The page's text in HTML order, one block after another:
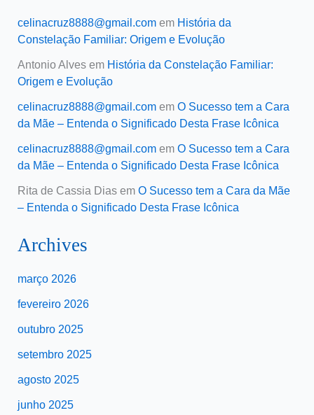
celinacruz8888@gmail.comem História da
Constelação Familiar: Origem e Evolução
Antonio Alvesem História da Constelação Familiar:
Origem e Evolução
celinacruz8888@gmail.comem O Sucesso tem a Cara
da Mãe – Entenda o Significado Desta Frase Icônica
celinacruz8888@gmail.comem O Sucesso tem a Cara
da Mãe – Entenda o Significado Desta Frase Icônica
Rita de Cassia Diasem O Sucesso tem a Cara da Mãe
– Entenda o Significado Desta Frase Icônica
Archives
março 2026
fevereiro 2026
outubro 2025
setembro 2025
agosto 2025
junho 2025